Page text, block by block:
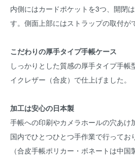
内側にはカードポケットを3つ、開閉
す。側面上部にはストラップの取付が
こだわりの厚手タイプ手帳ケース
しっかりとした質感の厚手タイプ手帳
イクレザー（合皮）で仕上げました。
加工は安心の日本製
手帳への印刷やカメラホールの穴あけ
国内でひとつひとつ手作業で行ってお
（合皮手帳ポリカー・ボネートは中国